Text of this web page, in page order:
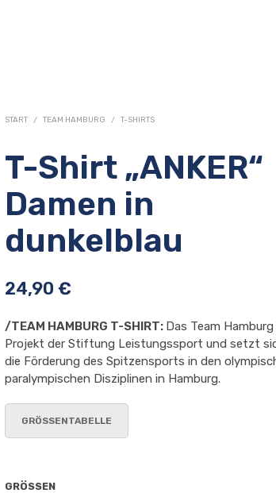
START / TEAM HAMBURG / T-SHIRTS
T-Shirt „ANKER“
Damen in
dunkelblau
24,90€
/TEAM HAMBURG T-SHIRT: Das Team
Projekt der Stiftung Leistungssport und setzt
die Förderung des Spitzensports in den
paralympischen Disziplinen in Hamburg.
GRÖSSENTABELLE
GRÖSSEN